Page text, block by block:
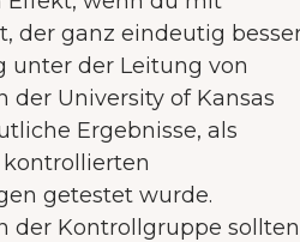
der ganz eindeutig
unter der Leitung von
der University of Kansas
Ergebnisse, als
getestet wurde.
der Kontrollgruppe sollten